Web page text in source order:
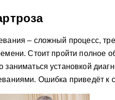
– сложный процесс,
Стоит пройти полное
заниматься установкой
Ошибка приведёт к